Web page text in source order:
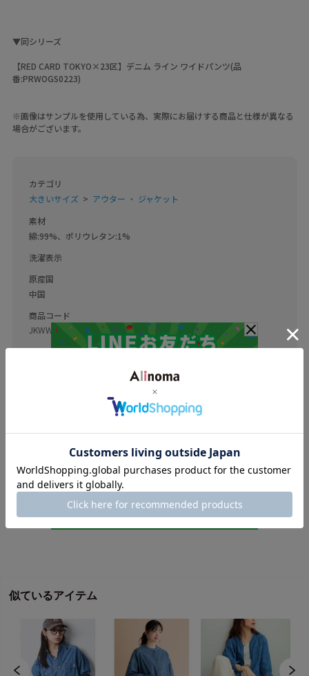
▼同シリーズ
【RED CARD TOKYO×23区】デニム ライン ワイドパンツ(品
番:PRWOGS0223)
※画像はサンプルを使用している為、実際にお届けする商品と仕様が異なる
場合がございます。
カテゴリ
大きいサイズ
アウター ・ ジャケット
素材
綿:99%、ポリウレタン:1%
洗濯表示
原産国
中国
商品コード
JKWWGS0223
このブランドをお気に入り登録する